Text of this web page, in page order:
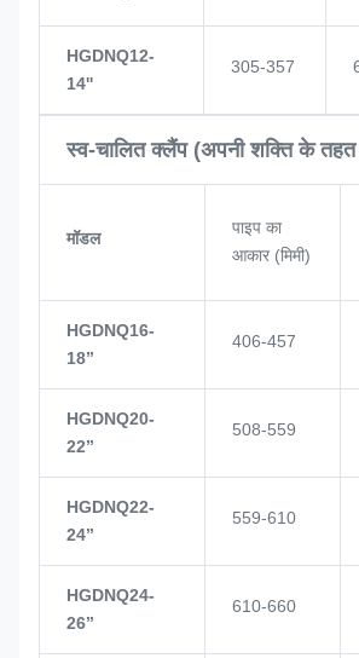
HGDNQ12-
14''
305-357
स्व-चालित क्लैंप (अपनी शक्ति के तहत
मॉडल
पाइप का
आकार (मिमी)
HGDNQ16-
18’’
406-457
HGDNQ20-
22’’
508-559
HGDNQ22-
24’’
559-610
HGDNQ24-
26’’
610-660